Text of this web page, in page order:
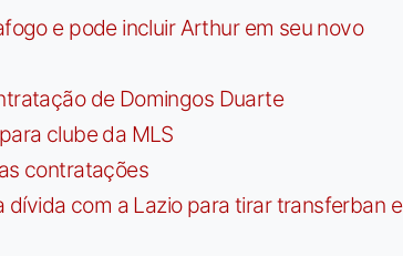
e pode incluir Arthur em seu novo
de Domingos Duarte
clube da MLS
contratações
dívida com a Lazio para tirar transferban e